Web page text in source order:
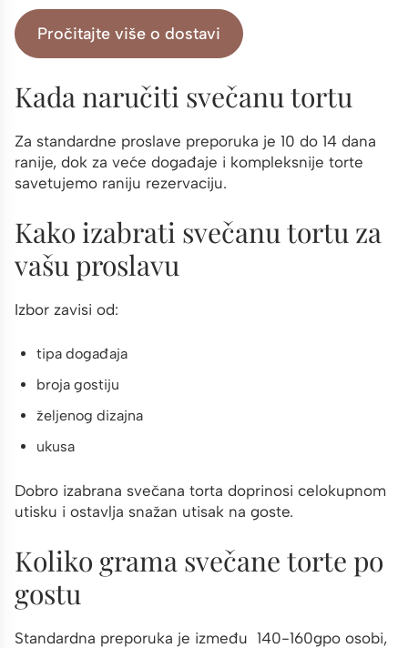
Pročitajte više o dostavi
Kada naručiti svečanu tortu
Za standardne proslave preporuka je 10 do 14 dana
ranije, dok za veće događaje i kompleksnije torte
savetujemo raniju rezervaciju.
Kako izabrati svečanu tortu za
vašu proslavu
Izbor zavisi od:
tipa događaja
broja gostiju
željenog dizajna
ukusa
Dobro izabrana svečana torta doprinosi celokupnom
utisku i ostavlja snažan utisak na goste.
Koliko grama svečane torte po
gostu
Standardna preporuka je između 140-160gpo osobi,